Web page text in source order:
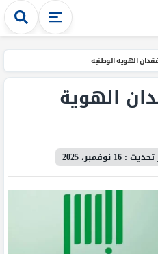
الهوية الوطنية
الهوية
تحديث : 16 نوفمبر، 2025